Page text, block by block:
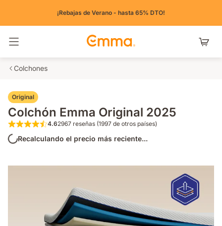
¡Rebajas de Verano - hasta 65% DTO!
Colchones
Original
Colchón Emma Original 2025
4.6 de 5 estrellas 2967 reseñas (1997 de
4.62967 reseñas (1997 de otros países)
Recalculando el precio más reciente...